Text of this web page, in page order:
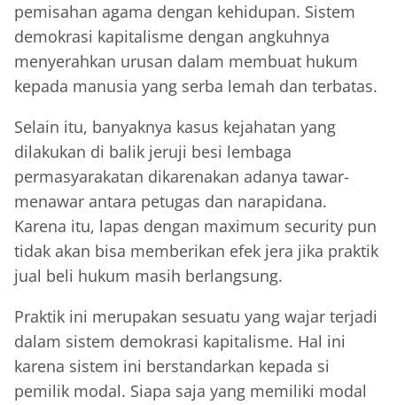
pemisahan agama dengan kehidupan. Sistem
demokrasi kapitalisme dengan angkuhnya
menyerahkan urusan dalam membuat hukum
kepada manusia yang serba lemah dan terbatas.
Selain itu, banyaknya kasus kejahatan yang
dilakukan di balik jeruji besi lembaga
permasyarakatan dikarenakan adanya tawar-
menawar antara petugas dan narapidana.
Karena itu, lapas dengan maximum security pun
tidak akan bisa memberikan efek jera jika praktik
jual beli hukum masih berlangsung.
Praktik ini merupakan sesuatu yang wajar terjadi
dalam sistem demokrasi kapitalisme. Hal ini
karena sistem ini berstandarkan kepada si
pemilik modal. Siapa saja yang memiliki modal